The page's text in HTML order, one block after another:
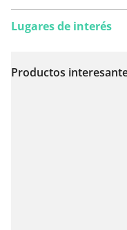
Ver en el
Lugares de interés
Productos